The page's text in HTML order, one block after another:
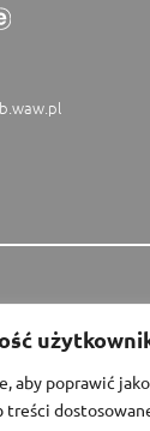
aby poprawić